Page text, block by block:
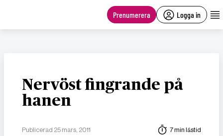
Prenumerera Logga in
Nervöst fingrande på
hanen
Publicerad 25 mars, 2011 7 min lästid